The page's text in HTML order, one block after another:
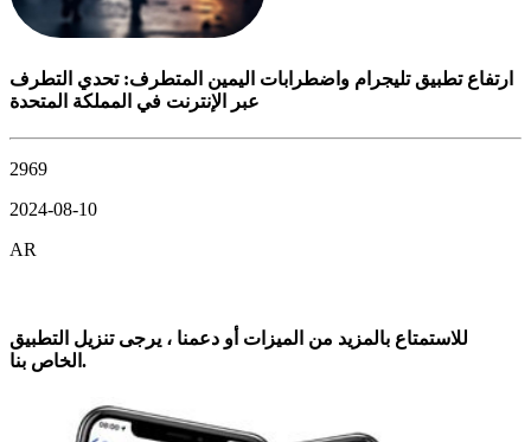
ارتفاع تطبيق تليجرام واضطرابات اليمين المتطرف: تحدي التطرف
عبر الإنترنت في المملكة المتحدة
2969
2024-08-10
AR
للاستمتاع بالمزيد من الميزات أو دعمنا ، يرجى تنزيل التطبيق
الخاص بنا.